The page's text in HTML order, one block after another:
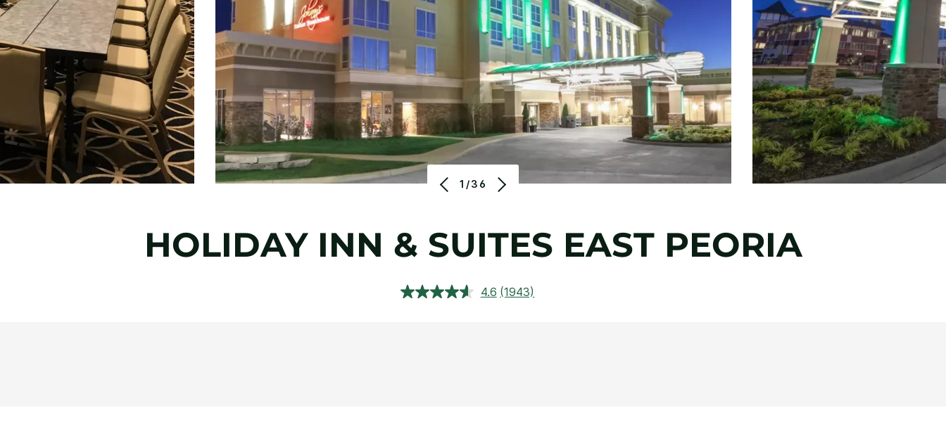
1/36
HOLIDAY INN & SUITES EAST PEORIA
4.6 Прочитали
(1943)